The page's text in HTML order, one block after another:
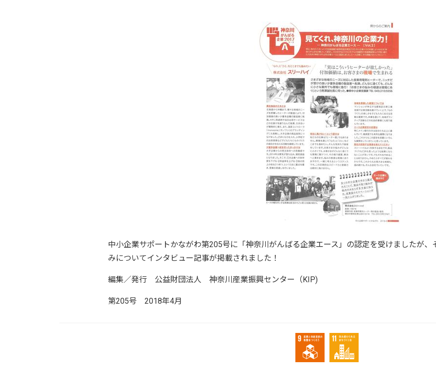
中小企業サポートかながわ第205号に「神奈川がんばる企業エース」の認定を受けましたが
みについてインタビュー記事が掲載されました！
編集／発行 公益財団法人 神奈川産業振興センター（KIP)
第205号 2018年4月